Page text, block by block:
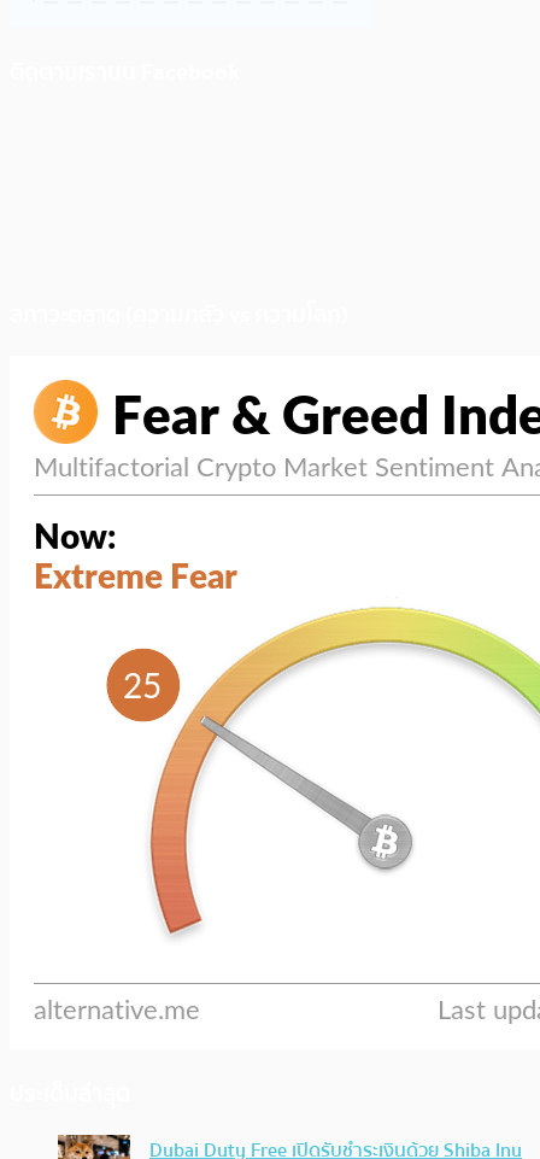
Dubai Duty Free เปิดรับชำระเงินด้วย Shiba Inu